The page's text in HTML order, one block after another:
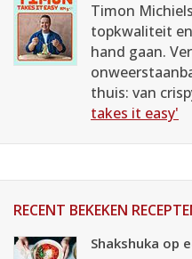
Timon
topkwaliteit
hand gaan.
thuis: van
takes it easy'
RECENT BEKEKEN
Shakshuka op